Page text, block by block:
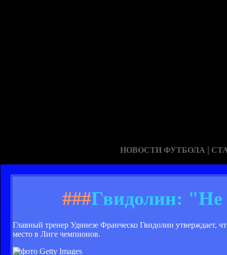
НОВОСТИ ФУТБОЛА |
###Гвидолин: "Не
Главный тренер Удинезе Франческо Гвидолин утверждает,
место в Лиге чемпионов.